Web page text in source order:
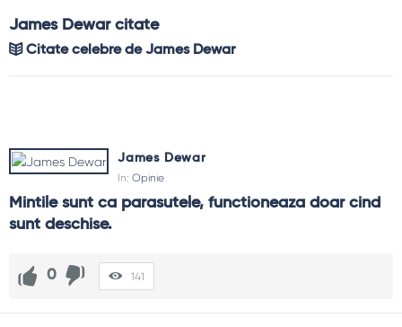
James Dewar citate
Citate celebre de James Dewar
James Dewar
In: Opinie
Mintile sunt ca parasutele, functioneaza doar cind
sunt deschise.
0 141